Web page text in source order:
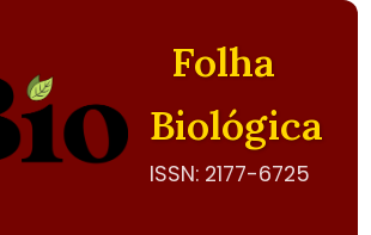
Folha
Biológica
ISSN: 2177-6725